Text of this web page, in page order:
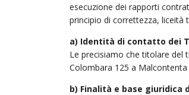
esecuzione dei rapporti
principio di correttezza, liceità
a) Identità di contatto dei
Le precisiamo che titolare del
Colombara 125 a Malcontenta
b) Finalità e base